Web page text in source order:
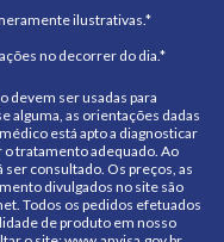
ilustrativas.*
no decorrer do dia.*
devem ser usadas para
alguma, as orientações dadas
está apto a diagnosticar
tratamento adequado. Ao
consultado. Os preços, as
divulgados no site são
Todos os pedidos efetuados
de produto em nosso